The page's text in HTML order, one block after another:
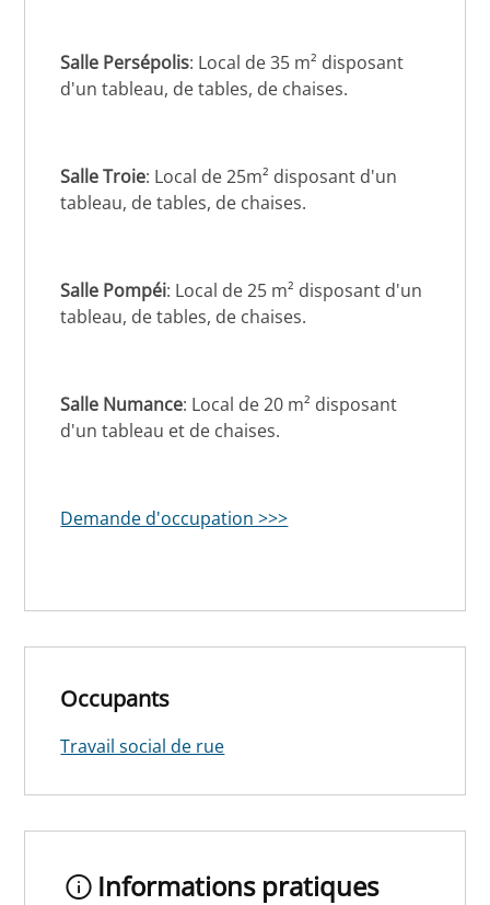
Salle Persépolis: Local de 35 m² disposant
d'un tableau, de tables, de chaises.
Salle Troie: Local de 25m² disposant d'un
tableau, de tables, de chaises.
Salle Pompéi: Local de 25 m² disposant d'un
tableau, de tables, de chaises.
Salle Numance: Local de 20 m² disposant
d'un tableau et de chaises.
Demande d'occupation >>>
Occupants
Travail social de rue
Informations pratiques